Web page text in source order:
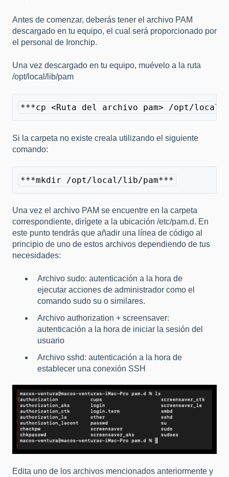
Antes de comenzar, deberás tener el archivo PAM
descargado en tu equipo, el cual será proporcionado por
el personal de Ironchip.
Una vez descargado en tu equipo, muévelo a la ruta
/opt/local/lib/pam
***cp <Ruta del archivo pam> /opt/local/
Si la carpeta no existe creala utilizando el siguiente
comando:
***mkdir /opt/local/lib/pam***
Una vez el archivo PAM se encuentre en la carpeta
correspondiente, dirígete a la ubicación /etc/pam.d. En
este punto tendrás que añadir una línea de código al
principio de uno de estos archivos dependiendo de tus
necesidades:
Archivo sudo: autenticación a la hora de
ejecutar acciones de administrador como el
comando sudo su o similares.
Archivo authorization + screensaver:
autenticación a la hora de iniciar la sesión del
usuario
Archivo sshd: autenticación a la hora de
establecer una conexión SSH
Edita uno de los archivos mencionados anteriormente y